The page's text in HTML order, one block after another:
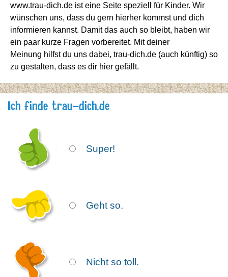
www.trau-dich.de ist eine Seite speziell für Kinder. Wir
wünschen uns, dass du gern hierher kommst und dich
informieren kannst. Damit das auch so bleibt, haben wir
ein paar kurze Fragen vorbereitet. Mit deiner
Meinung hilfst du uns dabei, trau-dich.de (auch künftig) so
zu gestalten, dass es dir hier gefällt.
Ich finde trau-dich.de
Icon
Super!
Geht so.
Icon
Nicht so toll.